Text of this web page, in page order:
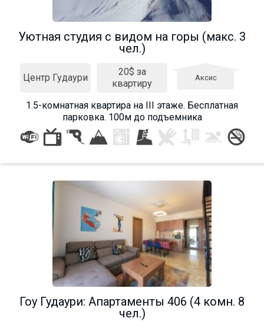
Уютная студия с видом на горы (макс. 3
чел.)
Центр Гудаури
20$ за
квартиру
Аксис
1.5-комнатная квартира на III этаже. Бесплатная
парковка. 100м до подъемника
Гоу Гудаури: Апартаменты 406 (4 комн. 8
чел.)